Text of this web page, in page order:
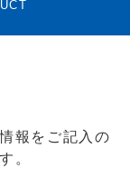
報をご記入の
。